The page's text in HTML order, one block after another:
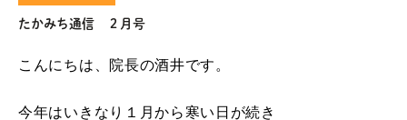
たかみち通信 ２月号
こんにちは、院長の酒井です。
今年はいきなり１月から寒い日が続き